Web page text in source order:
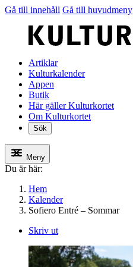
Gå till innehåll Gå till huvudmeny
Artiklar
Kulturkalender
Appen
Butik
Här gäller Kulturkortet
Om Kulturkortet
Sök
Meny
Du är här:
Hem
Kalender
Sofiero Entré – Sommar
Skriv ut